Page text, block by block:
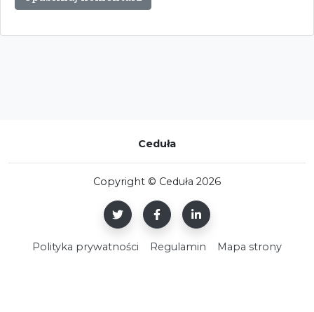
Ceduła
Copyright © Ceduła 2026
Polityka prywatności Regulamin Mapa strony